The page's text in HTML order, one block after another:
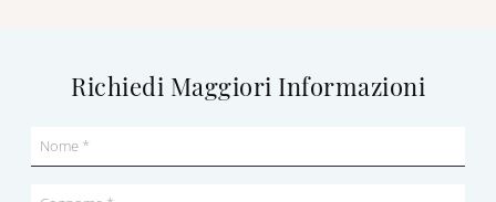
Richiedi Maggiori Informazioni